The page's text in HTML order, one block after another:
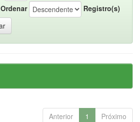
Ordenar
Registro(s)
Anterior 1 Próximo